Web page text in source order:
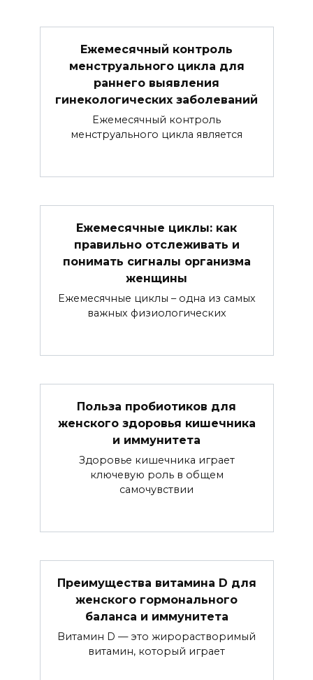
Ежемесячный контроль
менструального цикла для
раннего выявления
гинекологических заболеваний
Ежемесячный контроль
менструального цикла является
Ежемесячные циклы: как
правильно отслеживать и
понимать сигналы организма
женщины
Ежемесячные циклы – одна из самых
важных физиологических
Польза пробиотиков для
женского здоровья кишечника
и иммунитета
Здоровье кишечника играет
ключевую роль в общем
самочувствии
Преимущества витамина D для
женского гормонального
баланса и иммунитета
Витамин D — это жирорастворимый
витамин, который играет